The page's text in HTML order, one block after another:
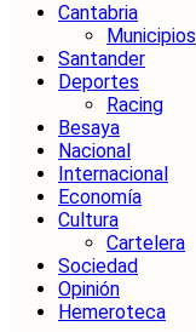
Cantabria
Municipios
Santander
Deportes
Racing
Besaya
Nacional
Internacional
Economía
Cultura
Cartelera
Sociedad
Opinión
Hemeroteca